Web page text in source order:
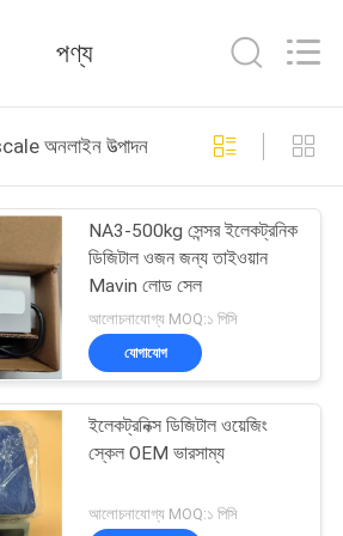
পণ্য
অনলাইন উত্পাদন
NA3-500kg সেন্সর ইলেকট্রনিক
ডিজিটাল ওজন জন্য তাইওয়ান
Mavin লোড সেল
আলোচনাযোগ্য MOQ:১ পিসি
যোগাযোগ
ইলেকট্রনিক্স ডিজিটাল ওয়েজিং
স্কেল OEM ভারসাম্য
আলোচনাযোগ্য MOQ:১ পিসি